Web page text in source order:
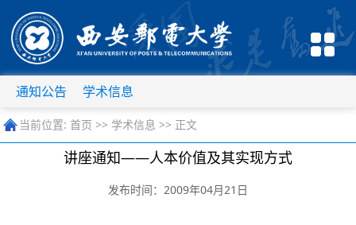
通知公告 学术信息
当前位置: 首页 >> 学术信息 >> 正文
讲座通知——人本价值及其实现方式
发布时间：2009年04月21日